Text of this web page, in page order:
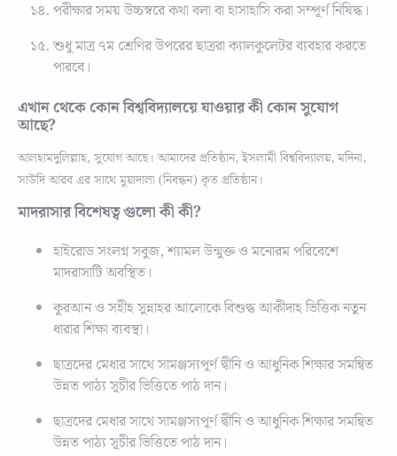
পরীক্ষার সময় উচ্চস্বরে কথা বলা বা হাসাহাসি করা সম্পূর্ণ নিষিদ্ধ।
শুধু মাত্র ৭ম শ্রেণির উপরের ছাত্ররা ক্যালকুলেটর ব্যবহার করতে
পারবে।
এখান থেকে কোন বিশ্ববিদ্যালয়ে যাওয়ার কী কোন সুযোগ
আছে?
আলহামদুলিল্লাহ, সুযোগ আছে। আমাদের প্রতিষ্ঠান, ইসলামী বিশ্ববিদ্যালয়, মদিনা,
সাউদি আরব এর সাথে মুয়াদালা (নিবন্ধন) কৃত প্রতিষ্ঠান।
মাদরাসার বিশেষত্ব গুলো কী কী?
হাইরোড সংলগ্ন সবুজ, শ্যামল উন্মুক্ত ও মনোরম পরিবেশে
মাদরাসাটি অবস্থিত।
কুরআন ও সহীহ সুন্নাহর আলোকে বিশুদ্ধ আকীদাহ ভিত্তিক নতুন
ধারার শিক্ষা ব্যবস্থা।
ছাত্রদের মেধার সাথে সামঞ্জস্যপূর্ণ দ্বীনি ও আধুনিক শিক্ষার সমন্বিত
উন্নত পাঠ্য সূচীর ভিত্তিতে পাঠ দান।
ছাত্রদের মেধার সাথে সামঞ্জস্যপূর্ণ দ্বীনি ও আধুনিক শিক্ষার সমন্বিত
উন্নত পাঠ্য সূচীর ভিত্তিতে পাঠ দান।